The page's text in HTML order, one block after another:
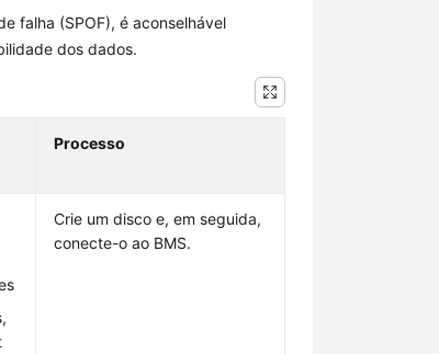
falha (SPOF), é aconselhável
dos dados.
Processo
Crie um disco e, em seguida,
conecte-o ao BMS.